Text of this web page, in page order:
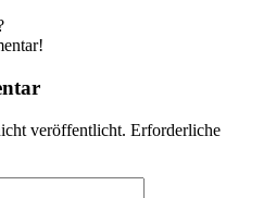
veröffentlicht. Erforderliche